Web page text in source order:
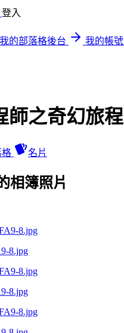
登入
我的部落格後台
我的帳號
師之奇幻旅程
格 名片
相簿照片
8.jpg
8.jpg